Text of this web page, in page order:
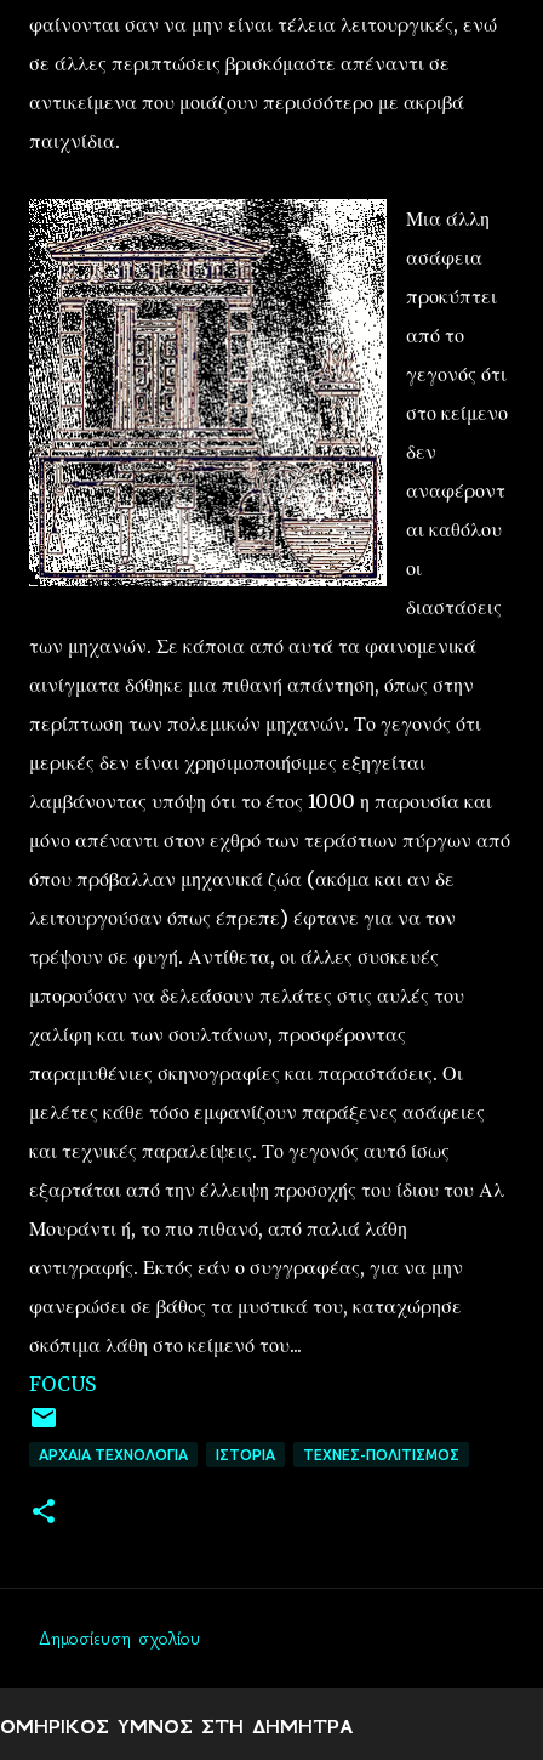
φαίνονται σαν να μην είναι τέλεια λειτουργικές, ενώ
σε άλλες περιπτώσεις βρισκόμαστε απέναντι σε
αντικείμενα που μοιάζουν περισσότερο με ακριβά
παιχνίδια.
Μια άλλη
ασάφεια
προκύπτει
από το
γεγονός ότι
στο κείμενο
δεν
αναφέροντ
αι καθόλου
οι
διαστάσεις
των μηχανών. Σε κάποια από αυτά τα φαινομενικά
αινίγματα δόθηκε μια πιθανή απάντηση, όπως στην
περίπτωση των πολεμικών μηχανών. Το γεγονός ότι
μερικές δεν είναι χρησιμοποιήσιμες εξηγείται
λαμβάνοντας υπόψη ότι το έτος 1000 η παρουσία και
μόνο απέναντι στον εχθρό των τεράστιων πύργων από
όπου πρόβαλλαν μηχανικά ζώα (ακόμα και αν δε
λειτουργούσαν όπως έπρεπε) έφτανε για να τον
τρέψουν σε φυγή. Αντίθετα, οι άλλες συσκευές
μπορούσαν να δελεάσουν πελάτες στις αυλές του
χαλίφη και των σουλτάνων, προσφέροντας
παραμυθένιες σκηνογραφίες και παραστάσεις. Οι
μελέτες κάθε τόσο εμφανίζουν παράξενες ασάφειες
και τεχνικές παραλείψεις. Το γεγονός αυτό ίσως
εξαρτάται από την έλλειψη προσοχής του ίδιου του Αλ
Μουράντι ή, το πιο πιθανό, από παλιά λάθη
αντιγραφής. Εκτός εάν ο συγγραφέας, για να μην
φανερώσει σε βάθος τα μυστικά του, καταχώρησε
σκόπιμα λάθη στο κείμενό του...
FOCUS
ΑΡΧΑΙΑ ΤΕΧΝΟΛΟΓΙΑ ΙΣΤΟΡΙΑ ΤΕΧΝΕΣ-ΠΟΛΙΤΙΣΜΟΣ
ό
Δημοσίευση σχολίου
ΟΜΗΡΙΚΟΣ ΥΜΝΟΣ ΣΤΗ ΔΗΜΗΤΡΑ